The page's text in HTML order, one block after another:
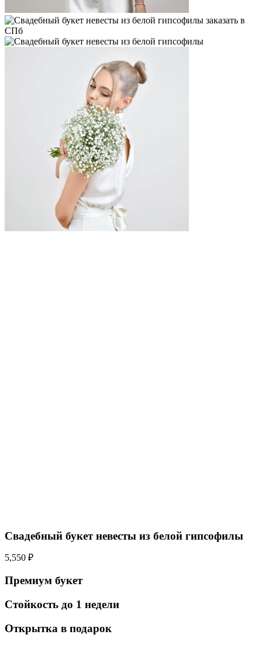
Свадебный букет невесты из белой гипсофилы
5,550 ₽
Премиум букет
Стойкость до 1 недели
Открытка в подарок